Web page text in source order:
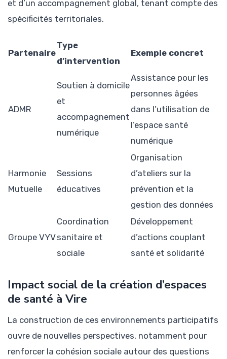
et d’un accompagnement global, tenant compte des
spécificités territoriales.
Partenaire
Type
d’intervention
Exemple concret
ADMR
Soutien à domicile
et
accompagnement
numérique
Assistance pour les
personnes âgées
dans l’utilisation de
l’espace santé
numérique
Harmonie
Mutuelle
Sessions
éducatives
Organisation
d’ateliers sur la
prévention et la
gestion des données
Groupe VYV
Coordination
sanitaire et
sociale
Développement
d’actions couplant
santé et solidarité
Impact social de la création d’espaces
de santé à Vire
La construction de ces environnements participatifs
ouvre de nouvelles perspectives, notamment pour
renforcer la cohésion sociale autour des questions